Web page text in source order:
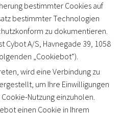
bestimmter Cookies auf
bestimmter Technologien
zu dokumentieren.
Cybot A/S, Havnegade 39, 1058
„Cookiebot“).
wird eine Verbindung zu
um Ihre Einwilligungen
Nutzung einzuholen.
einen Cookie in Ihrem